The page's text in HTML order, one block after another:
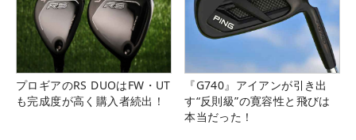
プロギアのRS DUOはFW・UT
も完成度が高く購入者続出！
『G740』アイアンが引き出
す“反則級”の寛容性と飛びは
本当だった！